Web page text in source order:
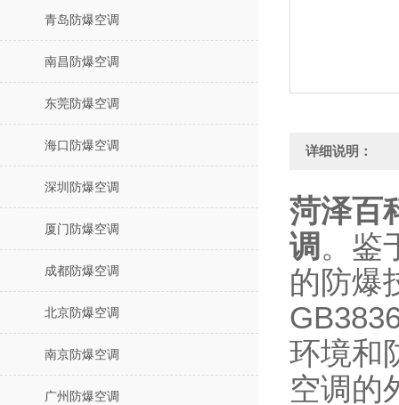
青岛防爆空调
南昌防爆空调
东莞防爆空调
海口防爆空调
深圳防爆空调
厦门防爆空调
成都防爆空调
北京防爆空调
南京防爆空调
广州防爆空调
详细说明：
菏泽百
调 。鉴
的防爆
环境和
空调的